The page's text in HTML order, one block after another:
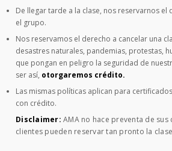
De llegar tarde a la clase, nos reservarnos
el grupo.
Nos reservamos el derecho a cancelar una
desastres naturales, pandemias, protestas,
que pongan en peligro la seguridad de
ser así, otorgaremos crédito.
Las mismas políticas aplican para
con crédito.
Disclaimer: AMA no hace preventa de
clientes pueden reservar tan pronto la